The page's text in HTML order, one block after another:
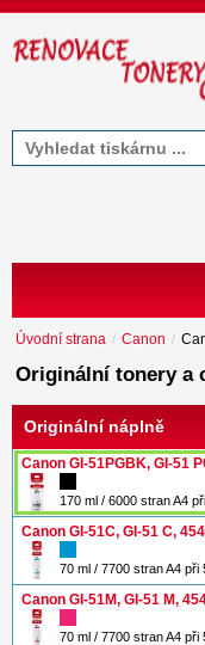
Úvodní strana / Canon /
Originální tonery a
Originální náplně
Canon GI-51PGBK, GI-51
170 ml / 6000 stran A4
Canon GI-51C, GI-51 C,
70 ml / 7700 stran A4 při
Canon GI-51M, GI-51 M,
70 ml / 7700 stran A4 při